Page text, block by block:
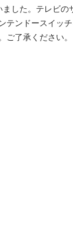
ました。テレビの
テンドースイッ
ご了承ください。